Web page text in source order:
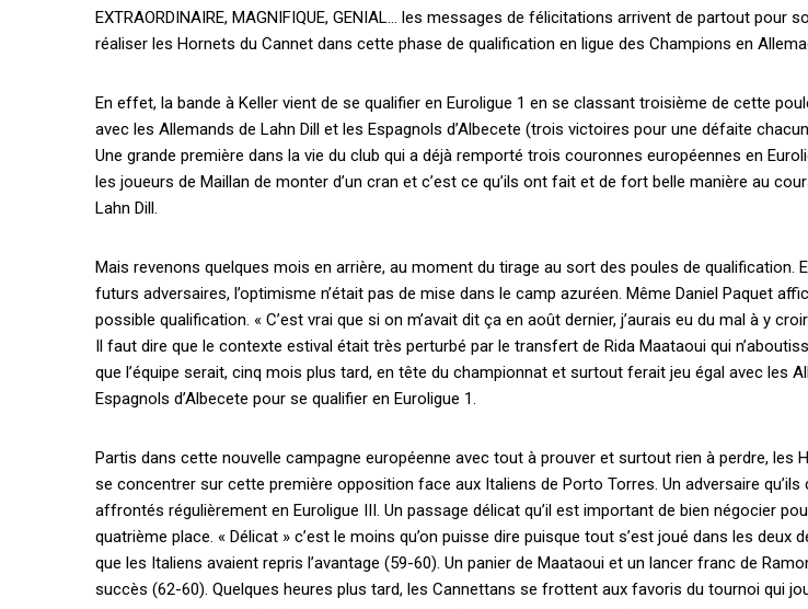
EXTRAORDINAIRE, MAGNIFIQUE, GENIAL… les messages de félicitations arrivent de partout pour
réaliser les Hornets du Cannet dans cette phase de qualification en ligue des Champions en
En effet, la bande à Keller vient de se qualifier en Euroligue 1 en se classant troisième de cette
avec les Allemands de Lahn Dill et les Espagnols d’Albecete (trois victoires pour une défaite
Une grande première dans la vie du club qui a déjà remporté trois couronnes européennes en
les joueurs de Maillan de monter d’un cran et c’est ce qu’ils ont fait et de fort belle manière au
Lahn Dill.
Mais revenons quelques mois en arrière, au moment du tirage au sort des poules de qualification.
futurs adversaires, l’optimisme n’était pas de mise dans le camp azuréen. Même Daniel Paquet
possible qualification. « C’est vrai que si on m’avait dit ça en août dernier, j’aurais eu du mal à y
Il faut dire que le contexte estival était très perturbé par le transfert de Rida Maataoui qui
que l’équipe serait, cinq mois plus tard, en tête du championnat et surtout ferait jeu égal avec les
Espagnols d’Albecete pour se qualifier en Euroligue 1.
Partis dans cette nouvelle campagne européenne avec tout à prouver et surtout rien à perdre, les
se concentrer sur cette première opposition face aux Italiens de Porto Torres. Un adversaire
affrontés régulièrement en Euroligue III. Un passage délicat qu’il est important de bien négocier
quatrième place. « Délicat » c’est le moins qu’on puisse dire puisque tout s’est joué dans les deux
que les Italiens avaient repris l’avantage (59-60). Un panier de Maataoui et un lancer franc de
succès (62-60). Quelques heures plus tard, les Cannettans se frottent aux favoris du tournoi qui